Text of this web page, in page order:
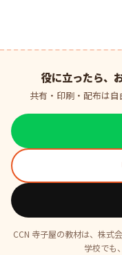
役に立ったら、
共有・印刷・配布は自
CCN 寺子屋の教材は、株式
学校でも